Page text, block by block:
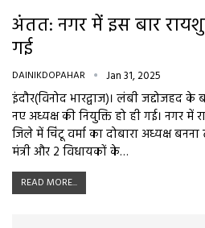
अंतत: नगर में इस बार
गई
DAINIKDOPAHAR Jan 31, 2025
इंदौर(विनोद भारद्वाज)। लंबी जद्दोजहद
नए अध्यक्ष की नियुक्ति हो ही गई। नगर में
जिले में चिंटू वर्मा का दोबारा अध्यक्ष
मंत्री और 2 विधायकों के…
READ MORE...